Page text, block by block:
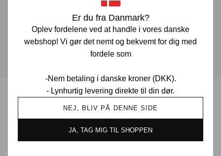
Er du fra Danmark?
Oplev fordelene ved at handle i vores danske
webshop! Vi gør det nemt og bekvemt for dig med
fordele som
-Nem betaling i danske kroner (DKK).
- Lynhurtig levering direkte til din dør.
NEJ, BLIV PÅ DENNE SIDE
JA, TAG MIG TIL SHOPPEN
Prisgaranti i Danmark